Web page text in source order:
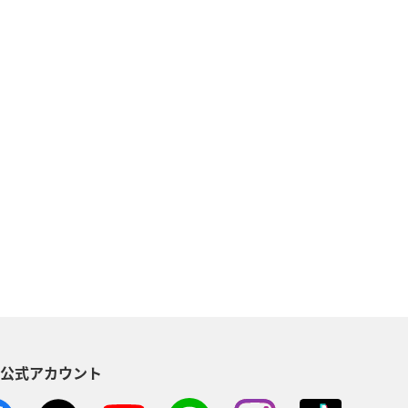
式アカウント